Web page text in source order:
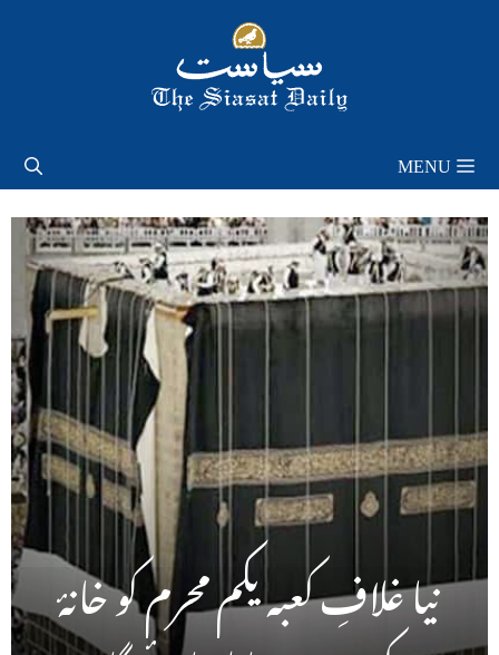
MENU
نیا غلافِ کعبہ یکم محرم کو خانۂ